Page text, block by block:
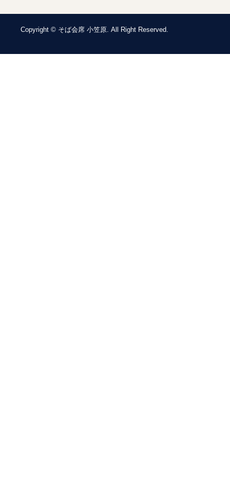
Copyright © そば会席 小笠原. All Right Reserved.